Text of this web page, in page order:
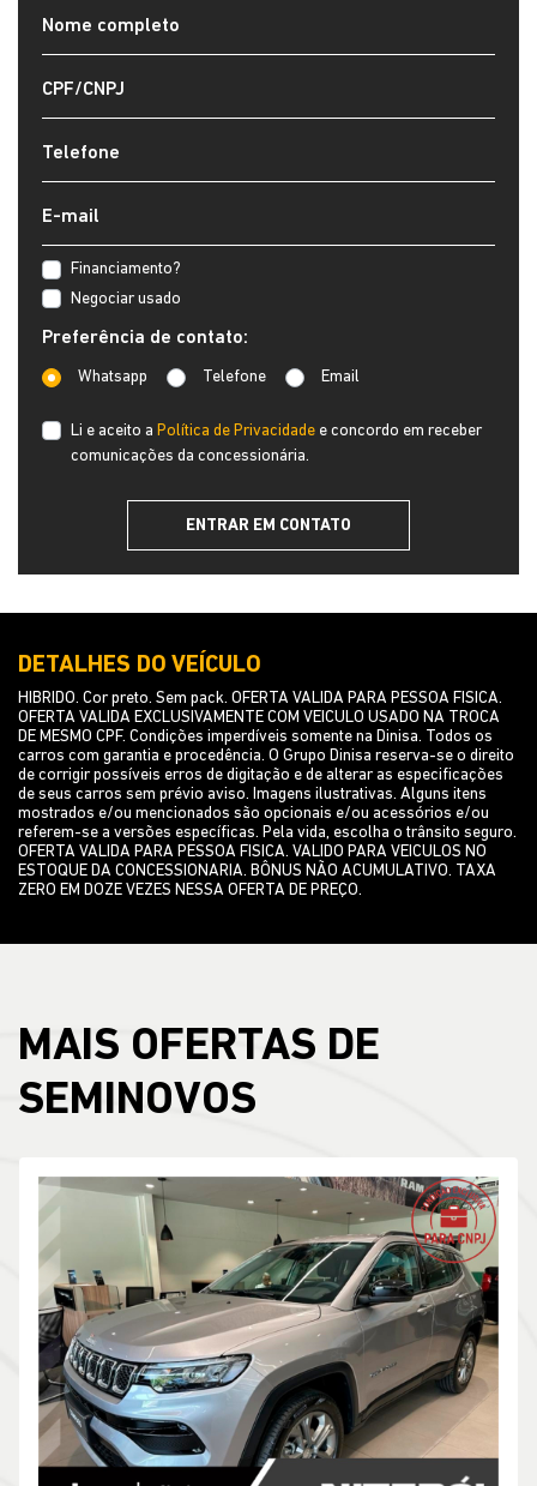
Financiamento?
Negociar usado
Preferência de contato:
Whatsapp Telefone Email
Li e aceito a Política de Privacidade e concordo em receber
comunicações da concessionária.
ENTRAR EM CONTATO
DETALHES DO VEÍCULO
HIBRIDO. Cor preto. Sem pack. OFERTA VALIDA PARA PESSOA FISICA.
OFERTA VALIDA EXCLUSIVAMENTE COM VEICULO USADO NA TROCA
DE MESMO CPF. Condições imperdíveis somente na Dinisa. Todos os
carros com garantia e procedência. O Grupo Dinisa reserva-se o direito
de corrigir possíveis erros de digitação e de alterar as especificações
de seus carros sem prévio aviso. Imagens ilustrativas. Alguns itens
mostrados e/ou mencionados são opcionais e/ou acessórios e/ou
referem-se a versões específicas. Pela vida, escolha o trânsito seguro.
OFERTA VALIDA PARA PESSOA FISICA. VALIDO PARA VEICULOS NO
ESTOQUE DA CONCESSIONARIA. BÔNUS NÃO ACUMULATIVO. TAXA
ZERO EM DOZE VEZES NESSA OFERTA DE PREÇO.
MAIS OFERTAS DE
SEMINOVOS